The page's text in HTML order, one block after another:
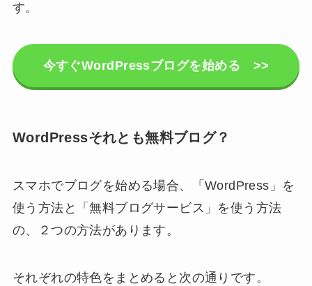
す。
今すぐWordPressブログを始める >>
WordPressそれとも無料ブログ？
スマホでブログを始める場合、「WordPress」を
使う方法と「無料ブログサービス」を使う方法
の、２つの方法があります。
それぞれの特色をまとめると次の通りです。